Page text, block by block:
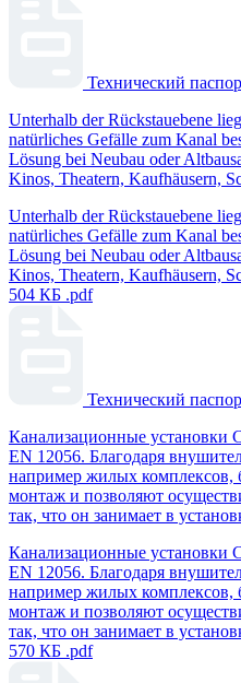
Технический
Unterhalb der Rückstauebene
natürliches Gefälle zum Kanal
Lösung bei Neubau oder
Kinos, Theatern, Kaufhäusern,
Unterhalb der Rückstauebene
natürliches Gefälle zum Kanal
Lösung bei Neubau oder
Kinos, Theatern, Kaufhäusern,
504 КБ .pdf
Технический
Канализационные установки
EN 12056. Благодаря
например жилых комплексов,
монтаж и позволяют
так, что он занимает в
Канализационные установки
EN 12056. Благодаря
например жилых комплексов,
монтаж и позволяют
так, что он занимает в
570 КБ .pdf